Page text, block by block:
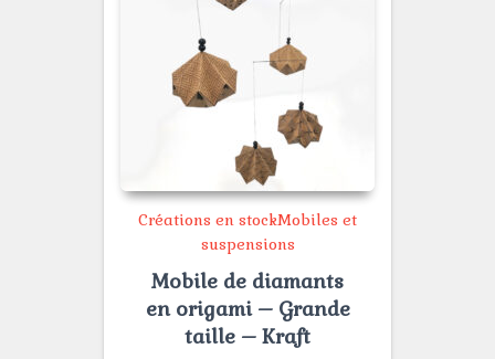
Créations en stockMobiles et
suspensions
Mobile de diamants
en origami – Grande
taille – Kraft